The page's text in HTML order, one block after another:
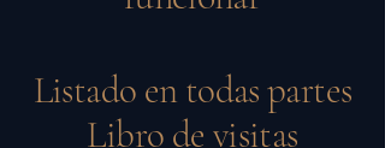
Listado en todas partes
Libro de visitas